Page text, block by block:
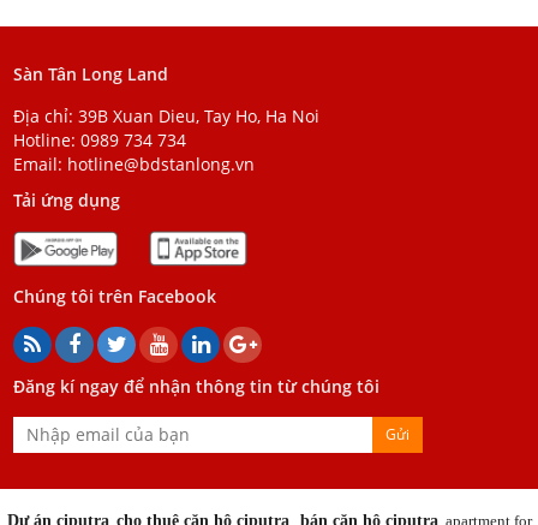
Sàn Tân Long Land
Địa chỉ: 39B Xuan Dieu, Tay Ho, Ha Noi
Hotline:0989 734 734
Email: hotline@bdstanlong.vn
Tải ứng dụng
Chúng tôi trên Facebook
Đăng kí ngay để nhận thông tin từ chúng tôi
Gửi
Dự án ciputra, cho thuê căn hộ ciputra, bán căn hộ ciputra, apartment for